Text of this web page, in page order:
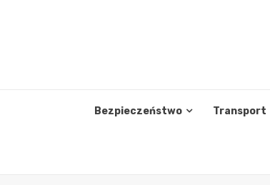
Bezpieczeństwo Transport